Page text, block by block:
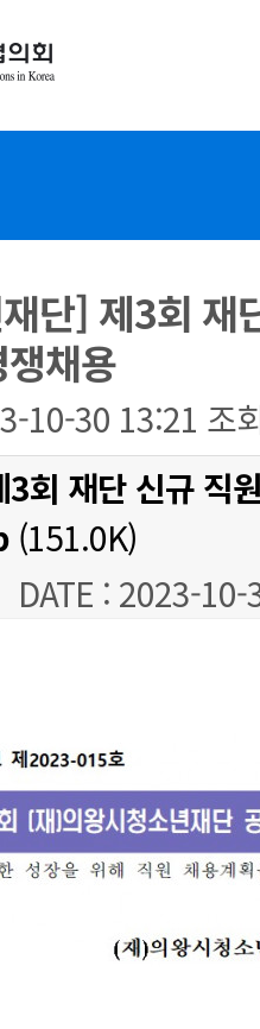
단] 제3회 재
채용
10-30 13:21 조
회 재단 신규 직
(151.0K)
DATE : 2023-